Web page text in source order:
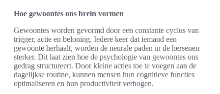
Hoe gewoontes ons brein vormen
Gewoontes worden gevormd door een constante cyclus van
trigger, actie en beloning. Iedere keer dat iemand een
gewoonte herhaalt, worden de neurale paden in de hersenen
sterker. Dit laat zien hoe de psychologie van gewoontes ons
gedrag structureert. Door kleine acties toe te voegen aan de
dagelijkse routine, kunnen mensen hun cognitieve functies
optimaliseren en hun productiviteit verhogen.